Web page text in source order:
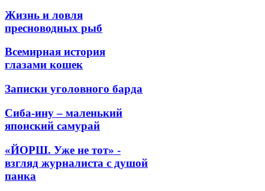
Жизнь и ловля
пресноводных рыб
Всемирная история
глазами кошек
Записки уголовного барда
Сиба-ину – маленький
японский самурай
«ЙОРШ. Уже не тот» -
взгляд журналиста с душой
панка